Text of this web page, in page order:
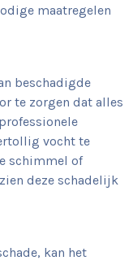
maatregelen
beschadigde
te zorgen dat alles
vocht te
schimmel of
deze schadelijk
kan het